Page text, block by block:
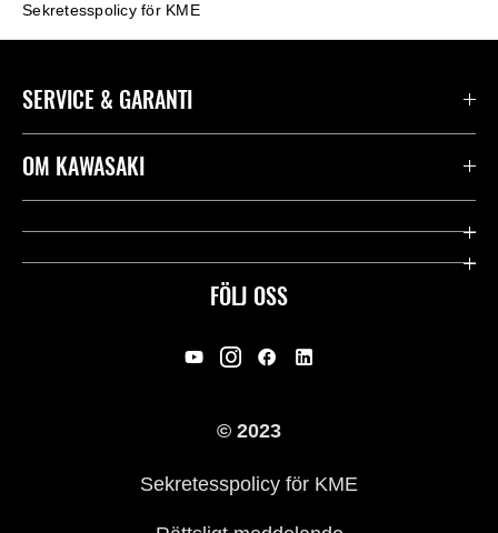
Sekretesspolicy för KME
FÖLJ OSS
SERVICE & GARANTI
Kontakta oss
Användbara länkar
Rättsligt & Sekretess
OM KAWASAKI
Företag
© 2023
Sekretesspolicy för KME